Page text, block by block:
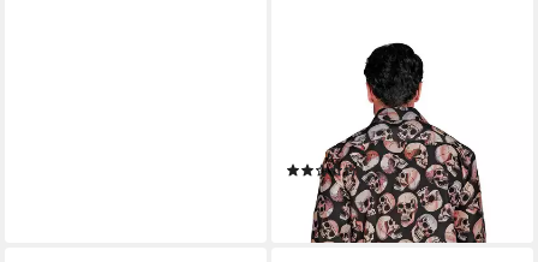
WIDMANN S.R.L.
Kostüm Hemd mit
Totenköpfen für Herren
Schwarz Halloween
(1)
32,99 €
lieferbar - in 2-3 Werktagen bei dir